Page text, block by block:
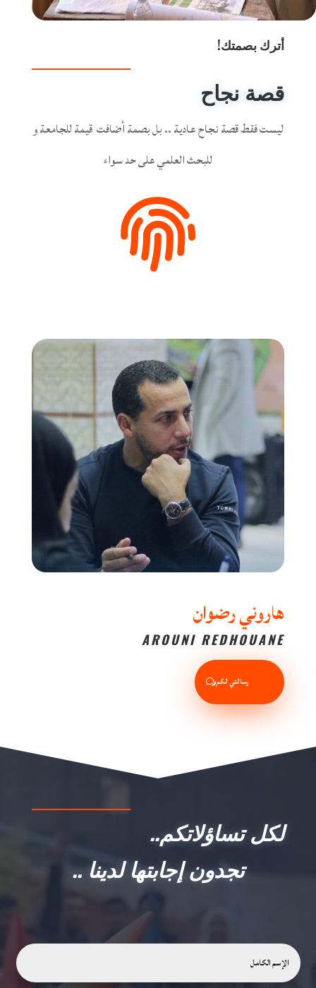
أترك بصمتك!
قصة نجاح
ليست فقط قصة نجاح عادية .. بل بصمة أضافت قيمة للجامعة و
للبحث العلمي على حد سواء

هاروني رضوان
AROUNI REDHOUANE
رسالتي لكم
لكل تساؤلاتكم..
تجدون إجابتها لدينا ..